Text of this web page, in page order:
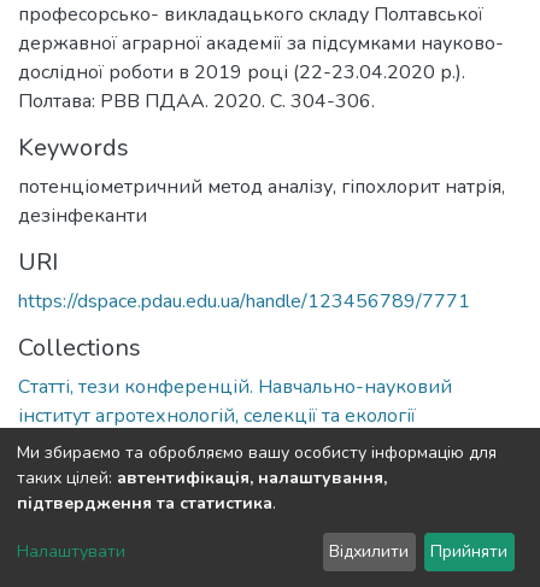
професорсько- викладацького складу Полтавської
державної аграрної академії за підсумками науково-
дослідної роботи в 2019 році (22-23.04.2020 р.).
Полтава: РВВ ПДАА. 2020. С. 304-306.
Keywords
потенціометричний метод аналізу, гіпохлорит натрія,
дезінфеканти
URI
https://dspace.pdau.edu.ua/handle/123456789/7771
Collections
Статті, тези конференцій. Навчально-науковий
інститут агротехнологій, селекції та екології
Full item page
DSpace software copyright © 2002-2026 LYRASIS
Send Feedback
Ми збираємо та обробляємо вашу особисту інформацію для
таких цілей: автентифікація, налаштування,
підтвердження та статистика.
Налаштувати Відхилити Прийняти